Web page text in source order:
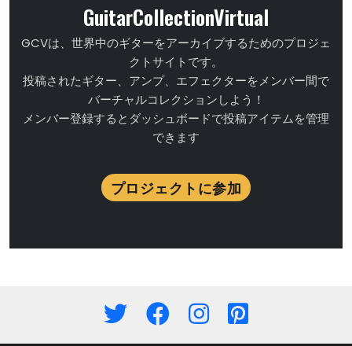
GuitarCollectionVirtual
GCVは、世界中のギターをアーカイブするためのプロジェ
クトサイトです。
投稿されたギター、アンプ、エフェクターをメンバー間で
バーチャルコレクションしよう！
メンバー登録するとダッシュボードで投稿アイテムを管理
できます
プロジェクトに参加